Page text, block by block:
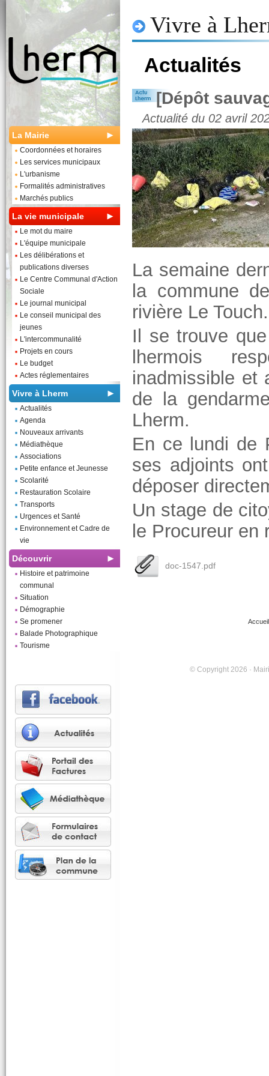
La Mairie
Coordonnées et horaires
Les services municipaux
L'urbanisme
Formalités administratives
Marchés publics
La vie municipale
Le mot du maire
L'équipe municipale
Les délibérations et
publications diverses
Le Centre Communal d'Action
Sociale
Le journal municipal
Le conseil municipal des
jeunes
L'intercommunalité
Projets en cours
Le budget
Actes réglementaires
Vivre à Lherm
Actualités
Agenda
Nouveaux arrivants
Médiathèque
Associations
Petite enfance et Jeunesse
Scolarité
Restauration Scolaire
Transports
Urgences et Santé
Environnement et Cadre de
vie
Découvrir
Histoire et patrimoine
communal
Situation
Démographie
Se promener
Balade Photographique
Tourisme
Vivre à
Actualités
[Dépôt
Actualité du 02 avril
La semaine
la commune
rivière Le
Il se trouve
lhermois
inadmissible et
de la
Lherm.
En ce lundi de
ses adjoints
déposer
Un stage de
le Procureur
doc-1547.pdf
Accueil
© Copyright 2026 ·